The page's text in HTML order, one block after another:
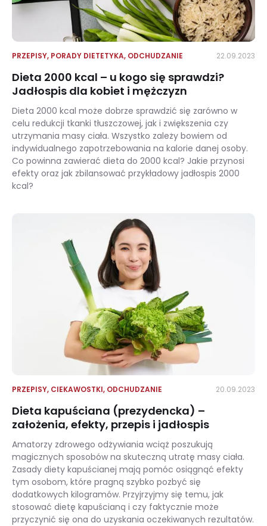
PRZEPISY, PORADY DIETETYKA, ODCHUDZANIE 22.09.2023
Dieta 2000 kcal – u kogo się sprawdzi?
Jadłospis dla kobiet i mężczyzn
Dieta 2000 kcal może dobrze sprawdzić się zarówno w
celu redukcji tkanki tłuszczowej, jak i zwiększenia czy
utrzymania masy ciała. Wszystko zależy bowiem od
indywidualnego zapotrzebowania na kalorie danej osoby.
Co powinna zawierać dieta do 2000 kcal? Jakie przynosi
efekty oraz jak zbilansować przykładowy jadłospis 2000
kcal?
PRZEPISY, CIEKAWOSTKI, ODCHUDZANIE 20.09.2023
Dieta kapuściana (prezydencka) –
założenia, efekty, przepis i jadłospis
Amatorzy zdrowego odżywiania wciąż poszukują
magicznych sposobów na skuteczną utratę masy ciała.
Zasady diety kapuścianej mają pomóc osiągnąć efekty
tym osobom, które pragną szybko pozbyć się
dodatkowych kilogramów. Przyjrzyjmy się temu, jak
stosować dietę kapuścianą i czy faktycznie może
przyczynić się ona do uzyskania oczekiwanych rezultatów.